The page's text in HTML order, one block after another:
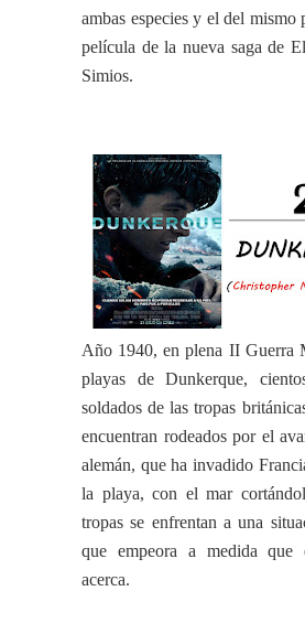
ambas especies y el del mismo
película de la nueva saga de
Simios.
Año 1940, en plena II Guerra
playas de Dunkerque,
soldados de las tropas
encuentran rodeados por el
alemán, que ha invadido
la playa, con el mar
tropas se enfrentan a una
que empeora a medida que
acerca.